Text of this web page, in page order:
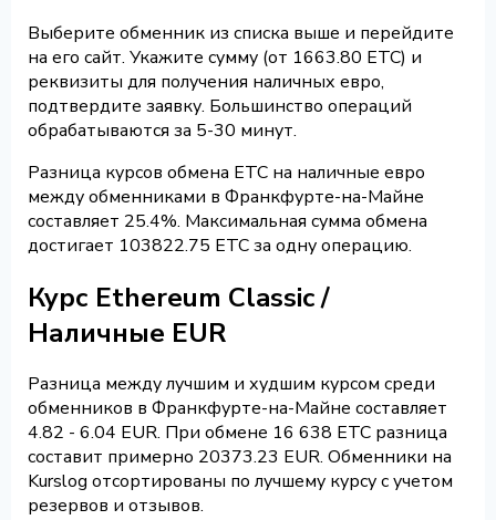
Выберите обменник из списка выше и перейдите
на его сайт. Укажите сумму (от 1663.80 ETC) и
реквизиты для получения наличных евро,
подтвердите заявку. Большинство операций
обрабатываются за 5-30 минут.
Разница курсов обмена ETC на наличные евро
между обменниками в Франкфурте-на-Майне
составляет 25.4%. Максимальная сумма обмена
достигает 103822.75 ETC за одну операцию.
Курс Ethereum Classic /
Наличные EUR
Разница между лучшим и худшим курсом среди
обменников в Франкфурте-на-Майне составляет
4.82 - 6.04 EUR. При обмене 16 638 ETC разница
составит примерно 20373.23 EUR. Обменники на
Kurslog отсортированы по лучшему курсу с учетом
резервов и отзывов.